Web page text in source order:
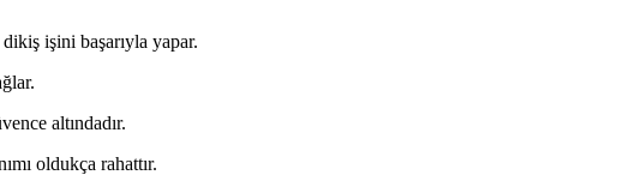
işini başarıyla yapar.
altındadır.
oldukça rahattır.